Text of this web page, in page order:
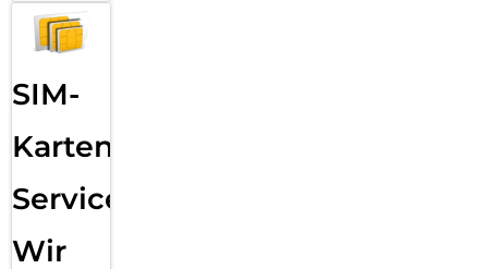
SIM-
Karten
Service:
Wir